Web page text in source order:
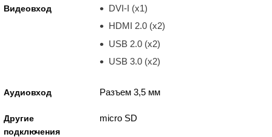
Видеовход
DVI-I (x1)
HDMI 2.0 (x2)
USB 2.0 (x2)
USB 3.0 (x2)
Аудиовход Разъем 3,5 мм
Другие
подключения
micro SD